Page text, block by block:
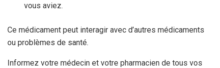
vous aviez.
Ce médicament peut interagir avec d’autres médicaments
ou problèmes de santé.
Informez votre médecin et votre pharmacien de tous vos